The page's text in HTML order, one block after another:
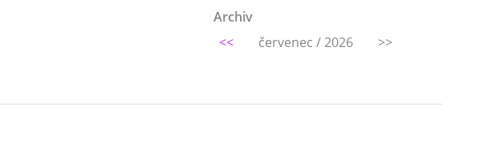
Archiv
<<
červenec / 2026 >>